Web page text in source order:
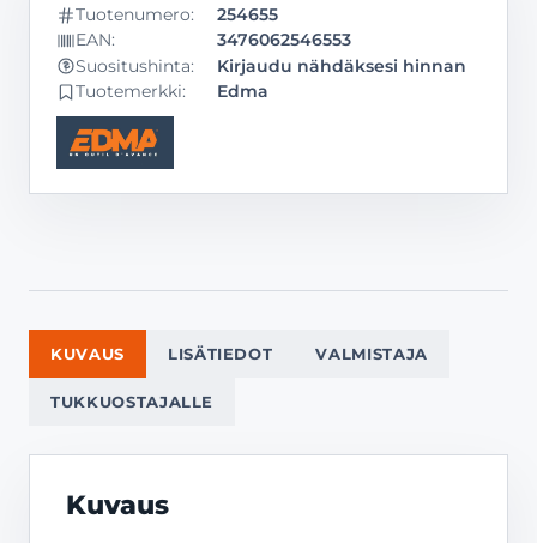
Tuotenumero:
254655
EAN:
3476062546553
Suositushinta:
Kirjaudu nähdäksesi hinnan
Tuotemerkki: Edma
KUVAUS LISÄTIEDOT VALMISTAJA
TUKKUOSTAJALLE
Kuvaus